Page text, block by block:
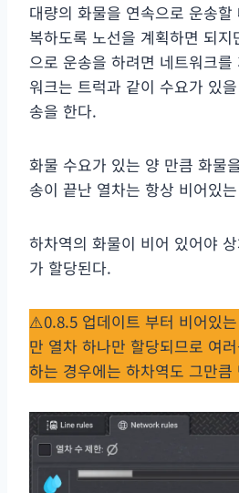
대량의 화물을 연속으로 운송
복하도록 노선을 계획하면 되
으로 운송을 하려면 네트워크
워크는 트럭과 같이 수요가 있
송을 한다.
화물 수요가 있는 양 만큼 화물
송이 끝난 열차는 항상 비어있
하차역의 화물이 비어 있어야
가 할당된다.
⚠️0.8.5 업데이트 부터 비어있
만 열차 하나만 할당되므로 여
하는 경우에는 하차역도 그만